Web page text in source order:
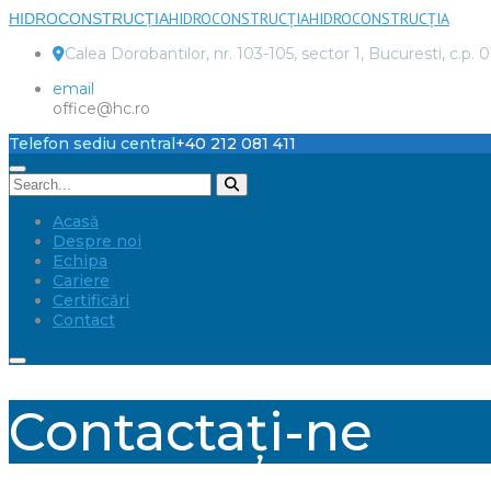
HIDROCONSTRUCȚIAHIDROCONSTRUCȚIAHIDROCONSTRUCȚIA
Calea Dorobantilor, nr. 103-105, sector 1, Bucuresti, c.p.
email
office@hc.ro
Telefon sediu central+40 212 081 411
Acasă
Despre noi
Echipa
Cariere
Certificări
Contact
Contactaţi-ne